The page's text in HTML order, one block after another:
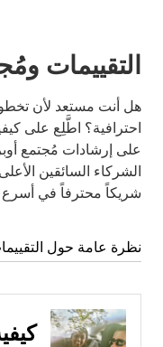
التقييمات
هل أنت مستعد لأن تخطو
احترافية؟ اطَّلِع على
على إرشادات مُجتمع
الشركاء السائقين
شريكاً محترفاً في
نظرة عامة حول